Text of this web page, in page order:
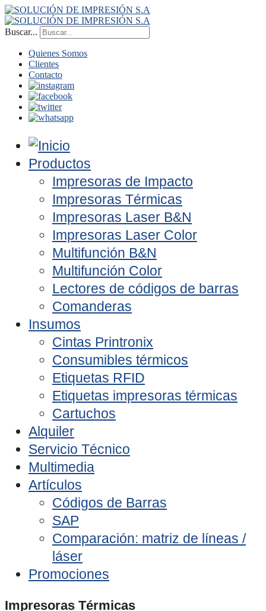
Buscar...
Quienes Somos
Clientes
Contacto
Productos
Impresoras de Impacto
Impresoras Térmicas
Impresoras Laser B&N
Impresoras Laser Color
Multifunción B&N
Multifunción Color
Lectores de códigos de barras
Comanderas
Insumos
Cintas Printronix
Consumibles térmicos
Etiquetas RFID
Etiquetas impresoras térmicas
Cartuchos
Alquiler
Servicio Técnico
Multimedia
Artículos
Códigos de Barras
SAP
Comparación: matriz de líneas /
láser
Promociones
Impresoras Térmicas